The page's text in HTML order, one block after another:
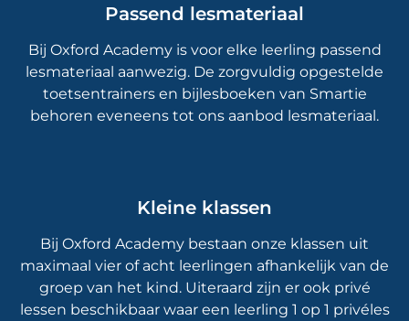
Passend lesmateriaal
Bij Oxford Academy is voor elke leerling passend
lesmateriaal aanwezig. De zorgvuldig opgestelde
toetsentrainers en bijlesboeken van Smartie
behoren eveneens tot ons aanbod lesmateriaal.
Kleine klassen
Bij Oxford Academy bestaan onze klassen uit
maximaal vier of acht leerlingen afhankelijk van de
groep van het kind. Uiteraard zijn er ook privé
lessen beschikbaar waar een leerling 1 op 1 privéles